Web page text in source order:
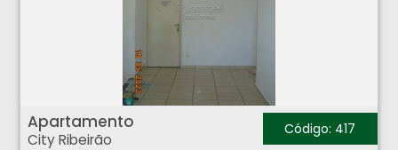
Apartamento - City Ribeirão - Ribeirão Preto
Apartamento
City Ribeirão
Código: 417